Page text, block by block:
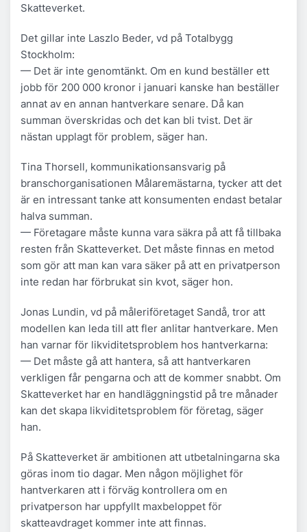
Skatteverket.
Det gillar inte Laszlo Beder, vd på Totalbygg
Stockholm:
— Det är inte genomtänkt. Om en kund beställer ett
jobb för 200 000 kronor i januari kanske han beställer
annat av en annan hantverkare senare. Då kan
summan överskridas och det kan bli tvist. Det är
nästan upplagt för problem, säger han.
Tina Thorsell, kommunikationsansvarig på
branschorganisationen Målaremästarna, tycker att det
är en intressant tanke att konsumenten endast betalar
halva summan.
— Företagare måste kunna vara säkra på att få tillbaka
resten från Skatteverket. Det måste finnas en metod
som gör att man kan vara säker på att en privatperson
inte redan har förbrukat sin kvot, säger hon.
Jonas Lundin, vd på måleriföretaget Sandå, tror att
modellen kan leda till att fler anlitar hantverkare. Men
han varnar för likviditetsproblem hos hantverkarna:
— Det måste gå att hantera, så att hantverkaren
verkligen får pengarna och att de kommer snabbt. Om
Skatteverket har en handläggningstid på tre månader
kan det skapa likviditetsproblem för företag, säger
han.
På Skatteverket är ambitionen att utbetalningarna ska
göras inom tio dagar. Men någon möjlighet för
hantverkaren att i förväg kontrollera om en
privatperson har uppfyllt maxbeloppet för
skatteavdraget kommer inte att finnas.